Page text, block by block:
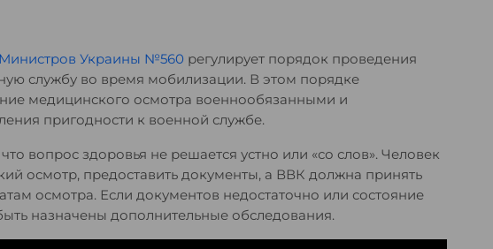
Украины №560 регулирует порядок проведения
службу во время мобилизации. В этом порядке
медицинского осмотра военнообязанными и
пригодности к военной службе.
вопрос здоровья не решается устно или «со слов». Человек
осмотр, предоставить документы, а ВВК должна принять
осмотра. Если документов недостаточно или состояние
назначены дополнительные обследования.